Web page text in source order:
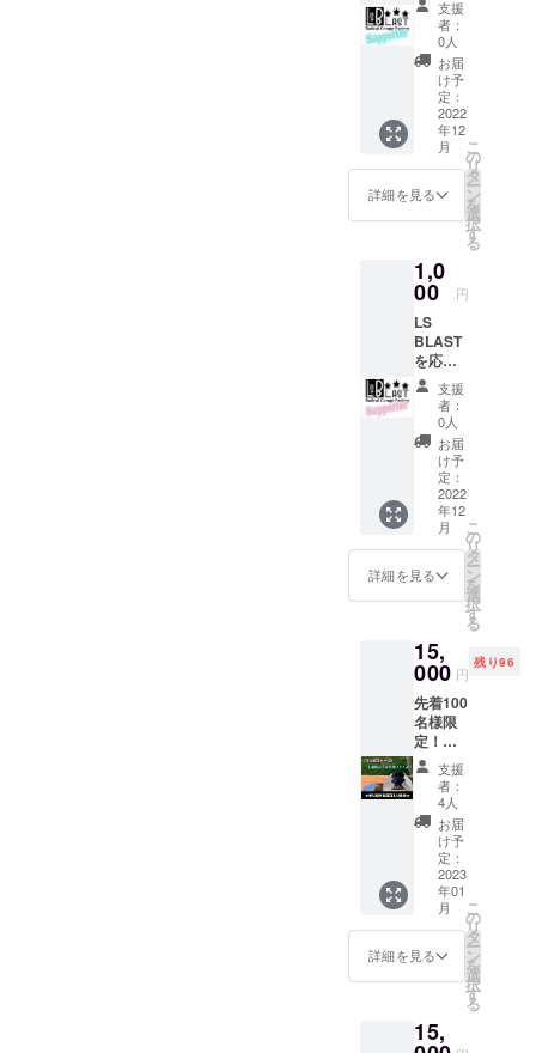
てまいりま
すので、ま
だまだ未熟
なブランド
ですが応援
の程宜しく
お願い致し
ます。
さる
方！あ
りがと
うござ
いま
す。こ
れから
も、成
長し続
ける私
たちに
御期待
い。お
気持ち
に感謝
いたし
ます。
支援
者：
0人
お届
け予
定：
2022
年12
月
詳細を見る
こ
の
リ
タ
ー
ン
を
選
択
す
る
1,0
00 円
LS
BLAST
を応
援！新
しい製
品開発
などに
役立て
ます！
ご協力
頂いた
方々の
お気持
ちに応
えられ
るよう
進月歩
ではあ
ります
が邁進
してま
いりま
す。
支援
者：
0人
お届
け予
定：
2022
年12
月
詳細を見る
こ
の
リ
タ
ー
ン
を
選
択
す
る
15,
000 円
残り96
先着100
名様限
定！非
売品ロ
ゴス
テッ
カー付
き＋
「マッ
ピス
トー
ブ」を1
個＋
『オリ
ジナル
ロゴ入
ケット
ストー
支援
者：
4人
お届
け予
定：
2023
年01
月
詳細を見る
こ
の
リ
タ
ー
ン
を
選
択
す
る
15,